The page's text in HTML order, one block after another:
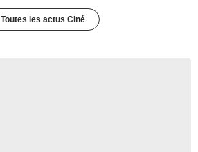
Toutes les actus Ciné